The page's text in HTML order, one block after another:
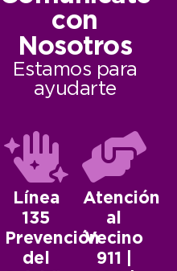
con
Nosotros
Estamos para
ayudarte
Línea
135
Prevención
del
Atención
al
Vecino
911 |